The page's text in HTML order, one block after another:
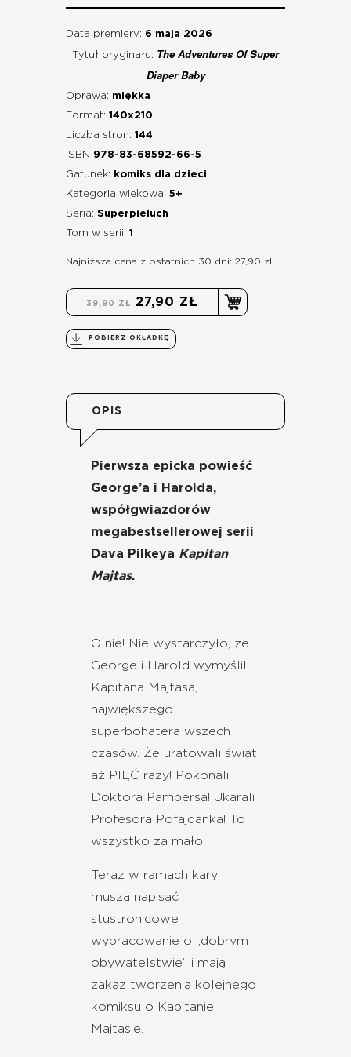
Data premiery: 6 maja 2026
Tytuł oryginału: The Adventures Of Super
Diaper Baby
Oprawa: miękka
Format: 140x210
Liczba stron: 144
ISBN 978-83-68592-66-5
Gatunek:
komiks dla dzieci
Kategoria wiekowa: 5+
Seria: Superpieluch
Tom w serii: 1
Najniższa cena z ostatnich 30 dni: 27,90 zł
39,90 ZŁ 27,90 ZŁ
POBIERZ OKŁADKĘ
OPIS
Pierwsza epicka powieść
George’a i Harolda,
współgwiazdorów
megabestsellerowej serii
Dava Pilkeya Kapitan
Majtas.
O nie! Nie wystarczyło, że
George i Harold wymyślili
Kapitana Majtasa,
największego
superbohatera wszech
czasów. Że uratowali świat
aż PIĘĆ razy! Pokonali
Doktora Pampersa! Ukarali
Profesora Pofajdanka! To
wszystko za mało!
Teraz w ramach kary
muszą napisać
stustronicowe
wypracowanie o „dobrym
obywatelstwie” i mają
zakaz tworzenia kolejnego
komiksu o Kapitanie
Majtasie.